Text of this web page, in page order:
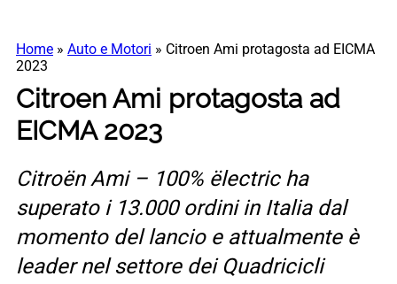
Home » Auto e Motori » Citroen Ami protagosta ad EICMA
2023
Citroen Ami protagosta ad
EICMA 2023
Citroën Ami – 100% ëlectric ha
superato i 13.000 ordini in Italia dal
momento del lancio e attualmente è
leader nel settore dei Quadricicli